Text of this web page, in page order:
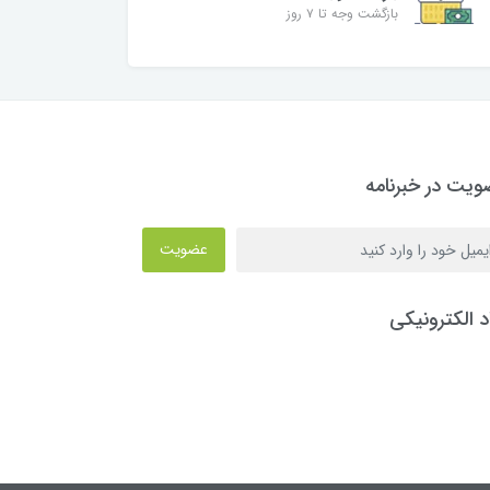
بازگشت وجه تا ۷ روز
در خبرنامه
عضویت
الکترونیکی